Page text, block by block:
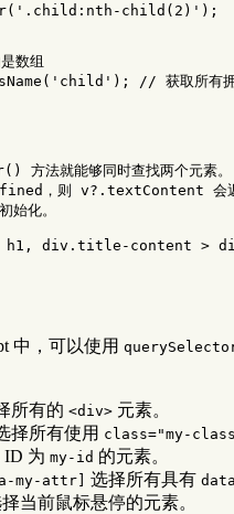
( ' .child:nth-child(2) ' );
数组
( ' child ' ); // 获取所有
法就能够同时查找两个元素。
，则 v?.textContent 会返
始化。
h1, div.title-content >
中，可以使用
所有的 <div> 元素。
择所有使用 class="my-
ID 为 my-id 的元素。
my-attr] 选择所有具有
当前鼠标悬停的元素。